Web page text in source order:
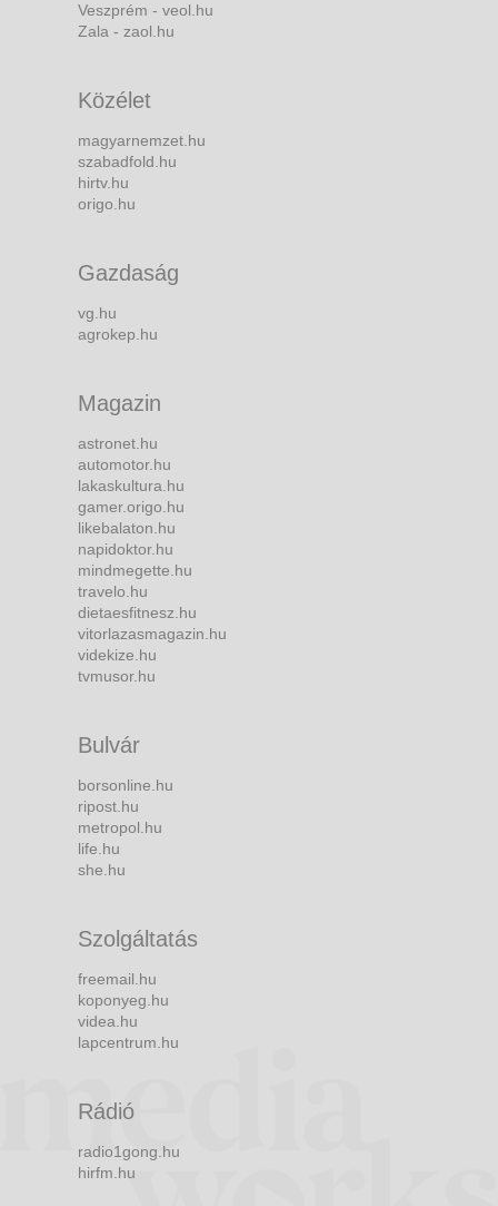
Veszprém - veol.hu
Zala - zaol.hu
Közélet
magyarnemzet.hu
szabadfold.hu
hirtv.hu
origo.hu
Gazdaság
vg.hu
agrokep.hu
Magazin
astronet.hu
automotor.hu
lakaskultura.hu
gamer.origo.hu
likebalaton.hu
napidoktor.hu
mindmegette.hu
travelo.hu
dietaesfitnesz.hu
vitorlazasmagazin.hu
videkize.hu
tvmusor.hu
Bulvár
borsonline.hu
ripost.hu
metropol.hu
life.hu
she.hu
Szolgáltatás
freemail.hu
koponyeg.hu
videa.hu
lapcentrum.hu
Rádió
radio1gong.hu
hirfm.hu